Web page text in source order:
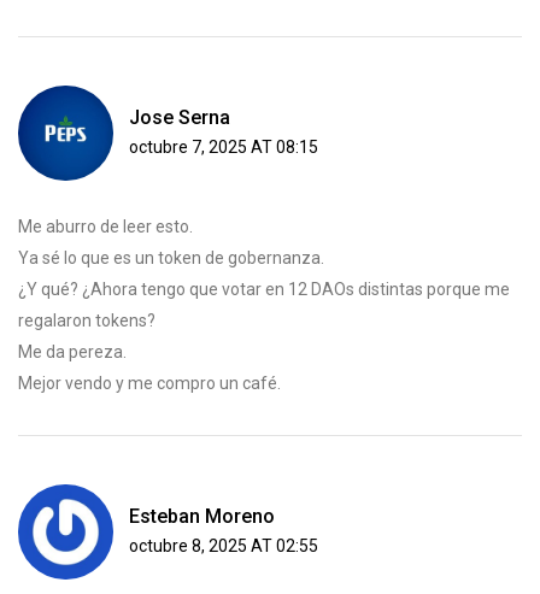
Jose Serna
octubre 7, 2025 AT 08:15
Me aburro de leer esto.
Ya sé lo que es un token de gobernanza.
¿Y qué? ¿Ahora tengo que votar en 12 DAOs distintas porque me
regalaron tokens?
Me da pereza.
Mejor vendo y me compro un café.
Esteban Moreno
octubre 8, 2025 AT 02:55